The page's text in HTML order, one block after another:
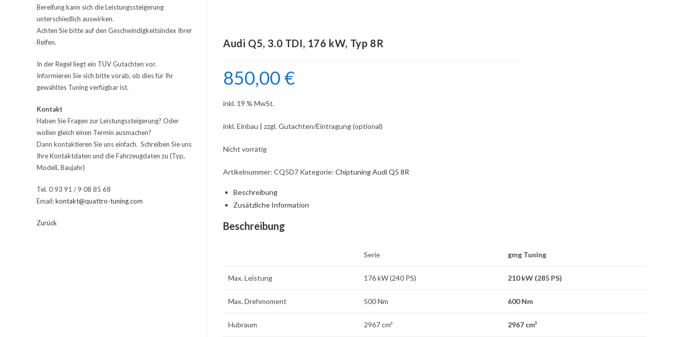
Audi Q5, 3.0 TDI, 176 kW, Typ 8R
850,00 €
inkl. 19 % MwSt.
inkl. Einbau | zzgl. Gutachten/Eintragung (optional)
Nicht vorrätig
Artikelnummer: CQ5D7 Kategorie: Chiptuning Audi Q5 8R
Beschreibung
Zusätzliche Information
Beschreibung
Serie gmg Tuning
Max. Leistung 176 kW (240 PS) 210 kW (285 PS)
Max. Drehmoment 500 Nm 600 Nm
Hubraum 2967 cm³ 2967 cm³
Bereifung kann sich die Leistungssteigerung
unterschiedlich auswirken.
Achten Sie bitte auf den Geschwindigkeitsindex Ihrer
Reifen.
In der Regel liegt ein TÜV Gutachten vor.
Informieren Sie sich bitte vorab, ob dies für Ihr
gewähltes Tuning verfügbar ist.
Kontakt
Haben Sie Fragen zur Leistungssteigerung? Oder
wollen gleich einen Termin ausmachen?
Dann kontaktieren Sie uns einfach. Schreiben Sie uns
Ihre Kontaktdaten und die Fahrzeugdaten zu (Typ,
Modell, Baujahr)
Tel. 0 93 91 / 9 08 85 68
Email:kontakt@quattro-tuning.com
Zurück